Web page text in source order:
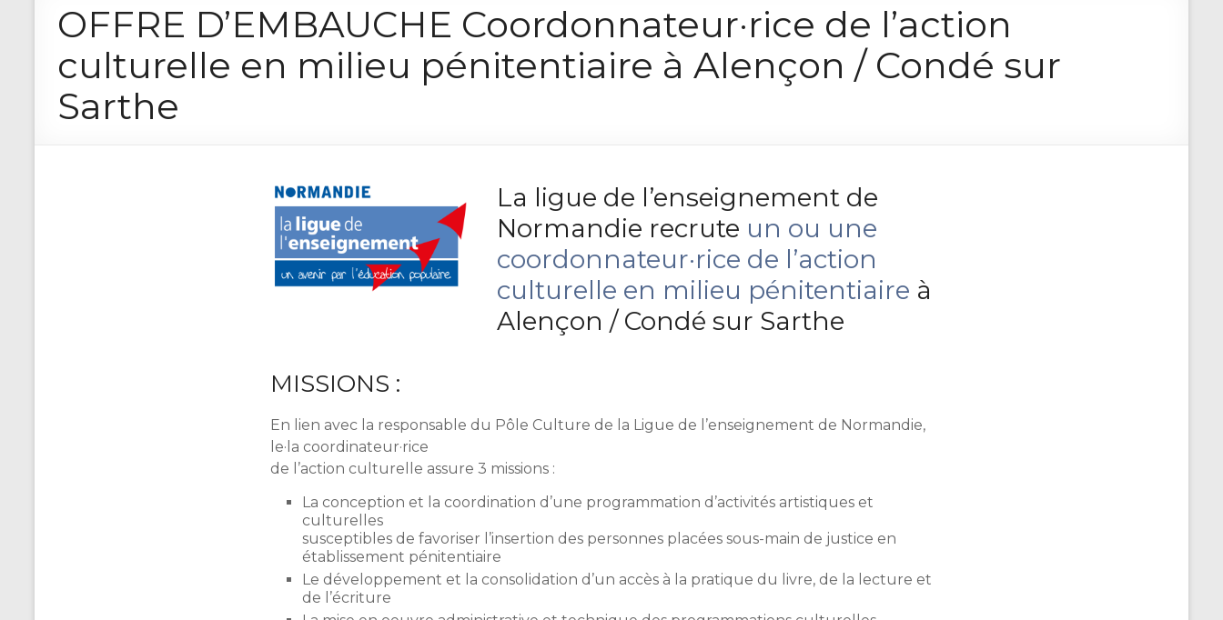
OFFRE D’EMBAUCHE Coordonnateur·rice de l’action
culturelle en milieu pénitentiaire à Alençon / Condé sur
Sarthe
La ligue de l’enseignement de
Normandie recrute un ou une
coordonnateur·rice de l’action
culturelle en milieu pénitentiaire à
Alençon / Condé sur Sarthe
MISSIONS :
En lien avec la responsable du Pôle Culture de la Ligue de l’enseignement de Normandie,
le·la coordinateur·rice
de l’action culturelle assure 3 missions :
La conception et la coordination d’une programmation d’activités artistiques et
culturelles
susceptibles de favoriser l’insertion des personnes placées sous-main de justice en
établissement pénitentiaire
Le développement et la consolidation d’un accès à la pratique du livre, de la lecture et
de l’écriture